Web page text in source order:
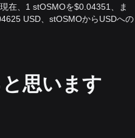
在、1 stOSMOを$0.04351、ま
USD、stOSMOからUSDへの
思います